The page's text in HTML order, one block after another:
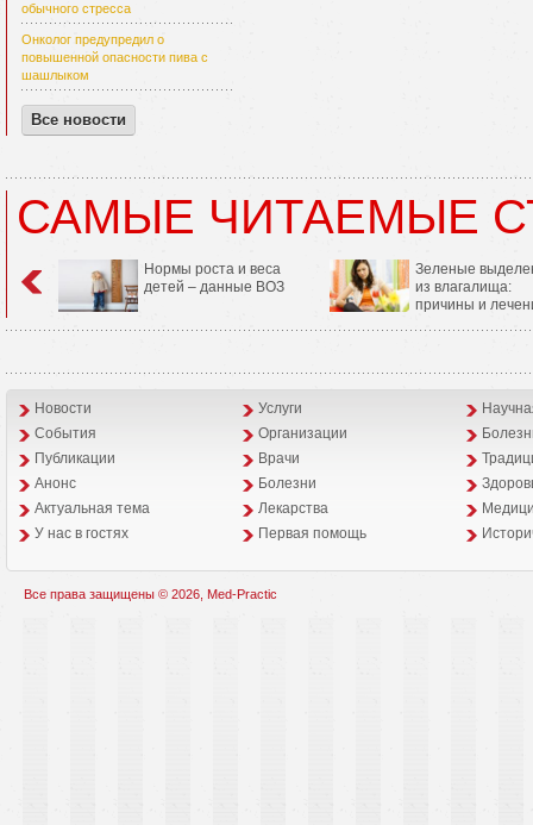
обычного стресса
Онколог предупредил о
повышенной опасности пива с
шашлыком
Все новости
САМЫЕ ЧИТАЕМЫЕ
Нормы роста и веса
детей – данные ВОЗ
Зеленые
из влагалища:
причины и
Новости Услуги
События
Организации
Публикации
Врачи
Анонс
Болезни
Aктуальная тема
Лекарства
У нас в гостях
Первая помощь
Все права защищены © 2026, Med-Practic